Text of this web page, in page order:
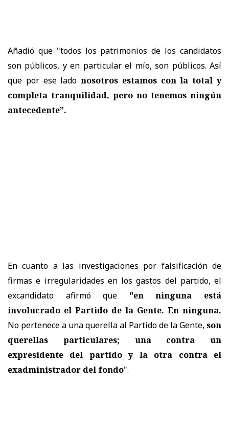
Añadió que "todos los patrimonios de los candidatos
son públicos, y en particular el mío, son públicos. Así
que por ese ladonosotros estamos con la total y
completa tranquilidad, pero no tenemos ningún
antecedente”.
En cuanto a las investigaciones por falsificación de
firmas e irregularidades en los gastos del partido, el
excandidato afirmó que "en ninguna está
involucrado el Partido de la Gente. En ninguna.
No pertenece a una querella al Partido de la Gente, son
querellas particulares; una contra un
expresidente del partido y la otra contra el
exadministrador del fondo".